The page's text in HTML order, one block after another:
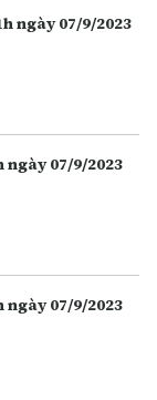
ngày 07/9/2023
ngày 07/9/2023
ngày 07/9/2023